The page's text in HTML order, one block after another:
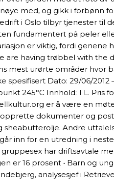
med, og gikk i
i Oslo tilbyr tjenester
fundamentert på peler
er viktig, fordi
are having trøbbel with
mest urørte områder hvor
Dato: 29/06/2012
245°C Innhold: 1 L. Pris
er å være en
dokumenter og
Andre
inn for en utredning i
har driftsavtale
er 16 prosent • Barn og
analysesjef i